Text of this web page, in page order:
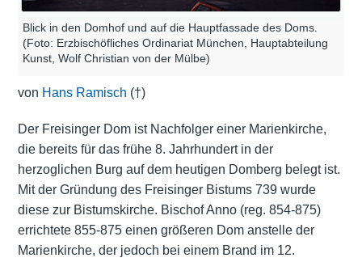
Blick in den Domhof und auf die Hauptfassade des Doms.
(Foto: Erzbischöfliches Ordinariat München, Hauptabteilung
Kunst, Wolf Christian von der Mülbe)
von Hans Ramisch (†)
Der Freisinger Dom ist Nachfolger einer Marienkirche,
die bereits für das frühe 8. Jahrhundert in der
herzoglichen Burg auf dem heutigen Domberg belegt ist.
Mit der Gründung des Freisinger Bistums 739 wurde
diese zur Bistumskirche. Bischof Anno (reg. 854-875)
errichtete 855-875 einen größeren Dom anstelle der
Marienkirche, der jedoch bei einem Brand im 12.